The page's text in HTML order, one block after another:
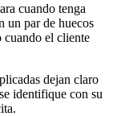
cuando tenga
un par de huecos
cuando el cliente
dejan claro
identifique con su